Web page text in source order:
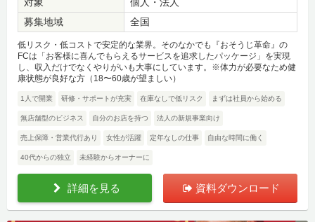
対象
個人・法人
募集地域
全国
低リスク・低コストで安定的な業界。そのなかでも『おそうじ革命』の
FCは「お客様に喜んでもらえるサービスを追求したパッケージ」を実現
し、収入だけでなくやりがいも大事にしています。※体力が必要なため健
康状態が良好な方（18〜60歳が望ましい）
1人で開業 研修・サポートが充実 在庫なしで低リスク まずは社員から始める
無店舗型のビジネス 自分のお店を持つ 法人の新規事業向け
売上保障・営業代行あり 女性が活躍 定年なしの仕事 自由な時間に働く
40代からの独立 未経験からオーナーに
詳細を見る 資料ダウンロード